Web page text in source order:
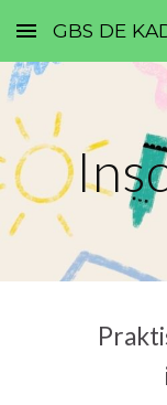
Skip to main
GBS DE